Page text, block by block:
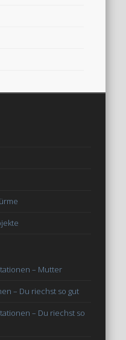
– Mutter
– Du riechst so gut
– Du riechst so